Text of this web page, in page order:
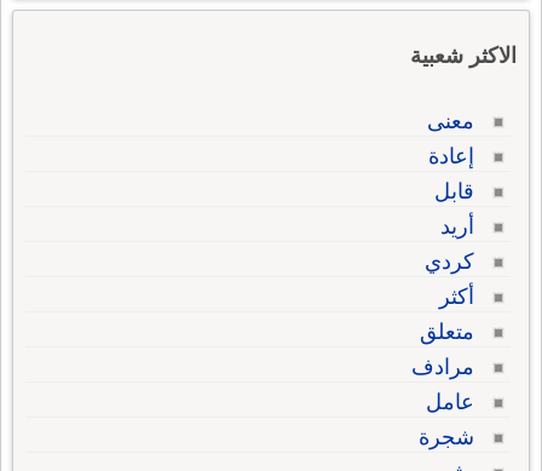
الاكثر شعبية
معنى
إعادة
قابل
أريد
كردي
أكثر
متعلق
مرادف
عامل
شجرة